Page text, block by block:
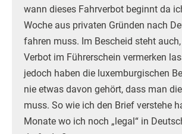
wann dieses Fahrverbot beginnt da
Woche aus privaten Gründen nach
fahren muss. Im Bescheid steht
Verbot im Führerschein vermerken
jedoch haben die luxemburgischen
nie etwas davon gehört, dass man
muss. So wie ich den Brief verstehe
Monate wo ich noch „legal“ in